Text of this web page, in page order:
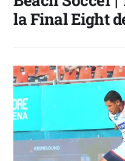
la Final Eight